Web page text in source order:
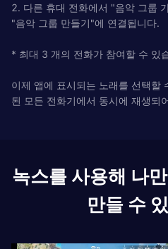
2. 다른 휴대 전화에서 "음악 그룹
"음악 그룹 만들기"에 연결됩니다.
* 최대 3 개의 전화가 참여할 수 있
이제 앱에 표시되는 노래를 선택할
된 모든 전화기에서 동시에 재생되
녹스를 사용해 나
만들 수